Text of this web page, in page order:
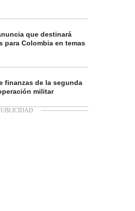
que destinará
para Colombia en temas
finanzas de la segunda
militar